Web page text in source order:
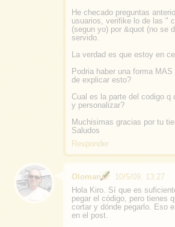
He checado preguntas
usuarios, verifike lo de las "
(segun yo) por &quot (no se
servido.
La verdad es que estoy en
Podria haber una forma
de explicar esto?
Cual es la parte del codigo q
y personalizar?
Muchisimas gracias por tu
Saludos
Responder
Oloman
10/5/09, 13:27
Hola Kiro. Sí que es
pegar el código, pero tienes
cortar y dónde pegarlo. Eso
en el post.